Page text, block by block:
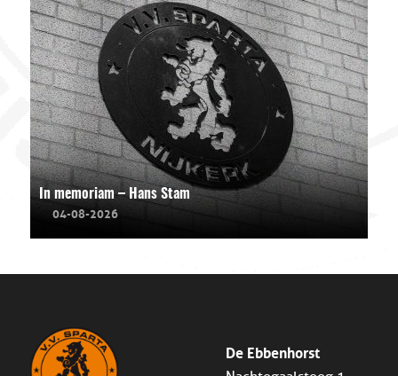
In memoriam – Hans Stam
04-08-2026
De Ebbenhorst